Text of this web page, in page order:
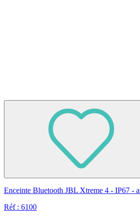
Enceinte Bluetooth JBL Xtreme 4 - IP67 -
Réf : 6100